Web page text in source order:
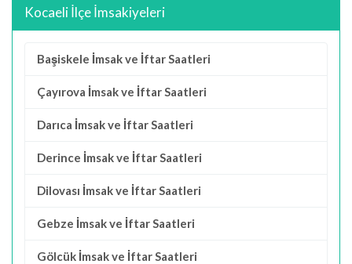
Kocaeli İlçe İmsakiyeleri
Başiskele İmsak ve İftar Saatleri
Çayırova İmsak ve İftar Saatleri
Darıca İmsak ve İftar Saatleri
Derince İmsak ve İftar Saatleri
Dilovası İmsak ve İftar Saatleri
Gebze İmsak ve İftar Saatleri
Gölcük İmsak ve İftar Saatleri